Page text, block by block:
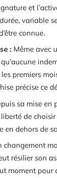
et
variable
connue.
: Même avec
premiers
précise ce
sa mise en
de choisir
en dehors de
changement
résilier son
moment pour